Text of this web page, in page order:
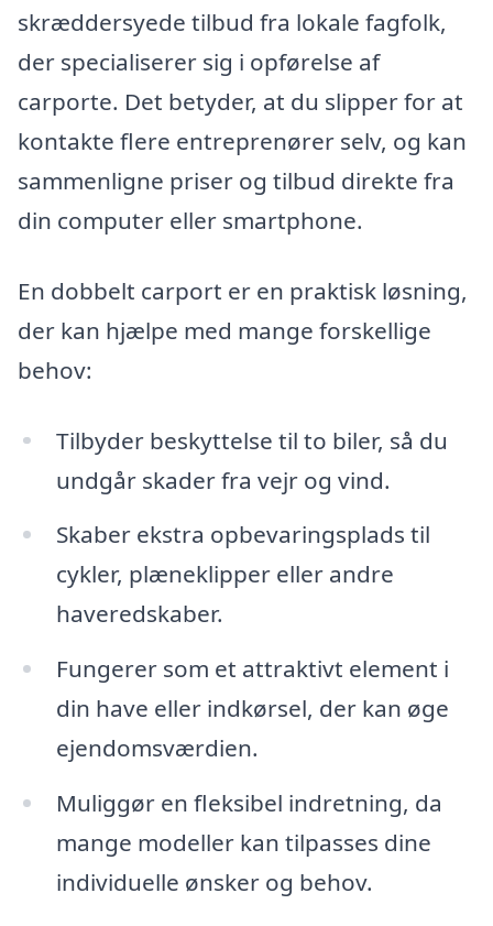
skræddersyede tilbud fra lokale fagfolk,
der specialiserer sig i opførelse af
carporte. Det betyder, at du slipper for at
kontakte flere entreprenører selv, og kan
sammenligne priser og tilbud direkte fra
din computer eller smartphone.
En dobbelt carport er en praktisk løsning,
der kan hjælpe med mange forskellige
behov:
Tilbyder beskyttelse til to biler, så du
undgår skader fra vejr og vind.
Skaber ekstra opbevaringsplads til
cykler, plæneklipper eller andre
haveredskaber.
Fungerer som et attraktivt element i
din have eller indkørsel, der kan øge
ejendomsværdien.
Muliggør en fleksibel indretning, da
mange modeller kan tilpasses dine
individuelle ønsker og behov.